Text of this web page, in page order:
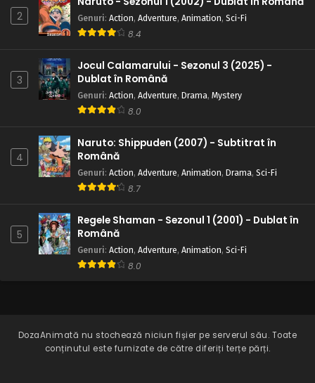
2 Genuri: Action, Adventure, Animation, Sci-Fi
8.4
3
Jocul Calamarului - Sezonul 3 (2025) -
Dublat în Română
Genuri: Action, Adventure, Drama, Mystery
8.0
4
Naruto: Shippuden (2007) - Subtitrat în
Română
Genuri: Action, Adventure, Animation, Drama, Sci-Fi
8.7
5
Regele Shaman - Sezonul 1 (2001) - Dublat în
Română
Genuri: Action, Adventure, Animation, Sci-Fi
8.0
DozaAnimată nu stochează niciun fișier pe serverul său. Toate
conținutul este furnizate de către diferiți terțe părți.